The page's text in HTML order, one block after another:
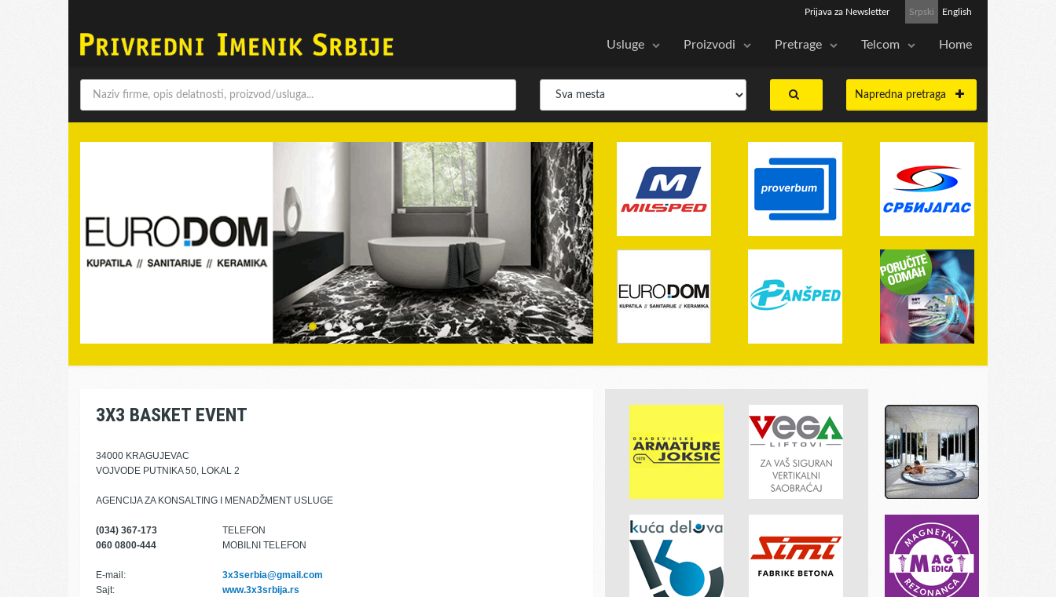
Srpski English
Prijava za Newsletter
Usluge Proizvodi Pretrage Telcom Home
Napredna pretraga
3X3 BASKET EVENT
34000 KRAGUJEVAC
VOJVODE PUTNIKA 50, LOKAL 2
AGENCIJA ZA KONSALTING I MENADŽMENT USLUGE
(034) 367-173
TELEFON
060 0800-444
MOBILNI TELEFON
E-mail:
3x3serbia@gmail.com
Sajt:
www.3x3srbija.rs